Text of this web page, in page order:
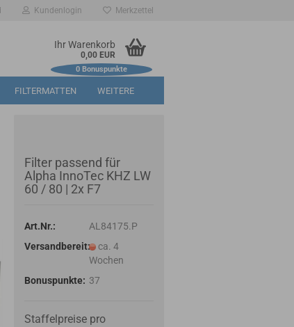
Kundenlogin Merkzettel
Ihr Warenkorb
0,00 EUR
0Bonuspunkte
FILTERMATTEN WEITERE
Filter passend für
Alpha InnoTec KHZ LW
60 / 80 | 2x F7
Art.Nr.:
AL84175.P
Versandbereit:
ca. 4
Wochen
Bonuspunkte: 37
Staffelpreise pro